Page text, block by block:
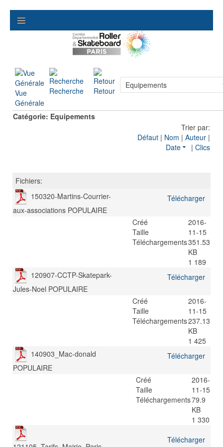
Vue
Générale
Recherche Retour
Catégorie: Equipements
Trier par:
Défaut | Nom | Auteur |
Date
| Clics
Fichiers:
150320-Martins-Courrier-
aux-associations POPULAIRE
Télécharger
Créé
Taille
Téléchargements
2016-
11-15
351.53
KB
1 189
120907-CCTP-Skatepark-
Jules-Noel POPULAIRE
Télécharger
Créé
Taille
Téléchargements
2016-
11-15
237.13
KB
1 425
140903_Mac-donald
POPULAIRE
Télécharger
Créé
Taille
Téléchargements
2016-
11-15
79.9
KB
1 330
Télécharger